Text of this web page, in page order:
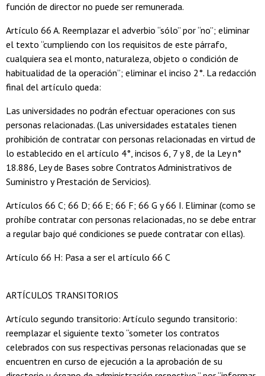
función de director no puede ser remunerada.
Artículo 66 A. Reemplazar el adverbio “sólo” por “no”; eliminar
el texto “cumpliendo con los requisitos de este párrafo,
cualquiera sea el monto, naturaleza, objeto o condición de
habitualidad de la operación”; eliminar el inciso 2°. La redacción
final del artículo queda:
Las universidades no podrán efectuar operaciones con sus
personas relacionadas. (Las universidades estatales tienen
prohibición de contratar con personas relacionadas en virtud de
lo establecido en el artículo 4°, incisos 6, 7 y 8, de la Ley n°
18.886, Ley de Bases sobre Contratos Administrativos de
Suministro y Prestación de Servicios).
Artículos 66 C; 66 D; 66 E; 66 F; 66 G y 66 I. Eliminar (como se
prohíbe contratar con personas relacionadas, no se debe entrar
a regular bajo qué condiciones se puede contratar con ellas).
Artículo 66 H: Pasa a ser el artículo 66 C
ARTÍCULOS TRANSITORIOS
Artículo segundo transitorio: Artículo segundo transitorio:
reemplazar el siguiente texto “someter los contratos
celebrados con sus respectivas personas relacionadas que se
encuentren en curso de ejecución a la aprobación de su